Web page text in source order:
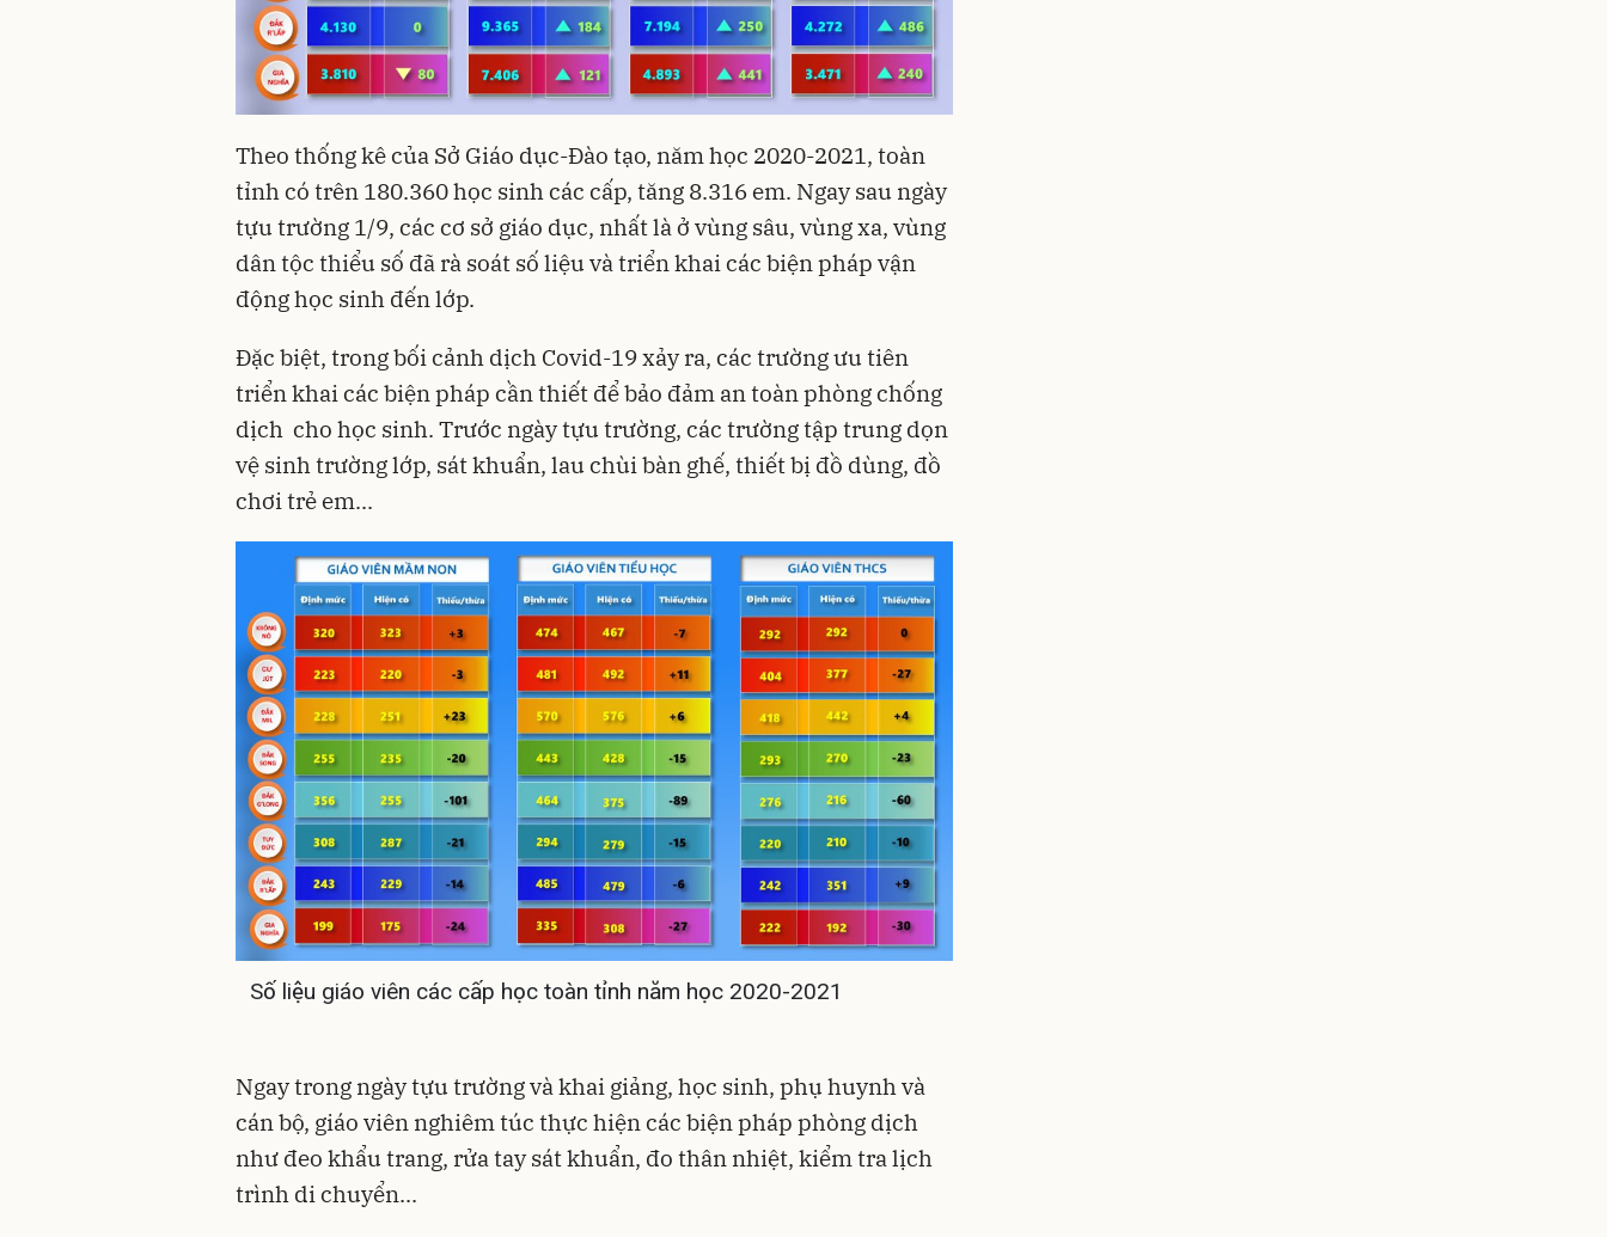
Theo thống kê của Sở Giáo dục-Đào tạo, năm học 2020-2021, toàn
tỉnh có trên 180.360 học sinh các cấp, tăng 8.316 em. Ngay sau ngày
tựu trường 1/9, các cơ sở giáo dục, nhất là ở vùng sâu, vùng xa, vùng
dân tộc thiểu số đã rà soát số liệu và triển khai các biện pháp vận
động học sinh đến lớp.
Đặc biệt, trong bối cảnh dịch Covid-19 xảy ra, các trường ưu tiên
triển khai các biện pháp cần thiết để bảo đảm an toàn phòng chống
dịch cho học sinh. Trước ngày tựu trường, các trường tập trung dọn
vệ sinh trường lớp, sát khuẩn, lau chùi bàn ghế, thiết bị đồ dùng, đồ
chơi trẻ em...
Số liệu giáo viên các cấp học toàn tỉnh năm học 2020-2021
Ngay trong ngày tựu trường và khai giảng, học sinh, phụ huynh và
cán bộ, giáo viên nghiêm túc thực hiện các biện pháp phòng dịch
như đeo khẩu trang, rửa tay sát khuẩn, đo thân nhiệt, kiểm tra lịch
trình di chuyển...